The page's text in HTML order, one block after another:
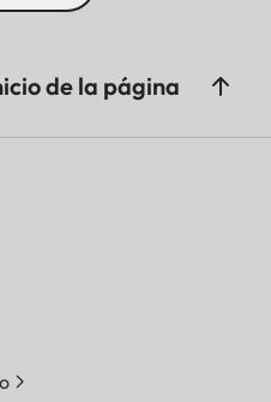
de la página